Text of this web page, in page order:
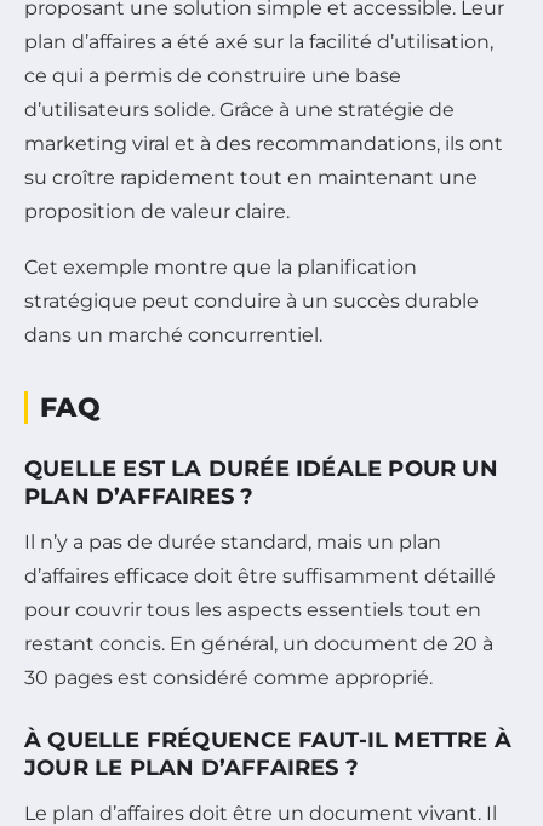
proposant une solution simple et accessible. Leur
plan d’affaires a été axé sur la facilité d’utilisation,
ce qui a permis de construire une base
d’utilisateurs solide. Grâce à une stratégie de
marketing viral et à des recommandations, ils ont
su croître rapidement tout en maintenant une
proposition de valeur claire.
Cet exemple montre que la planification
stratégique peut conduire à un succès durable
dans un marché concurrentiel.
FAQ
QUELLE EST LA DURÉE IDÉALE POUR UN
PLAN D’AFFAIRES ?
Il n’y a pas de durée standard, mais un plan
d’affaires efficace doit être suffisamment détaillé
pour couvrir tous les aspects essentiels tout en
restant concis. En général, un document de 20 à
30 pages est considéré comme approprié.
À QUELLE FRÉQUENCE FAUT-IL METTRE À
JOUR LE PLAN D’AFFAIRES ?
Le plan d’affaires doit être un document vivant. Il